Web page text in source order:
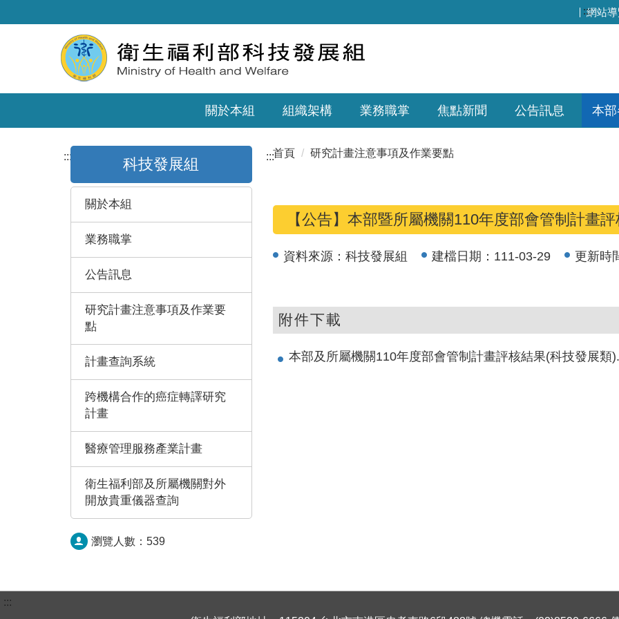
:::網站
關於本組 組織架構 業務職掌 焦點新聞 公告訊息 本
::: 科技發展組
關於本組
業務職掌
公告訊息
研究計畫注意事項及作業要
點
計畫查詢系統
跨機構合作的癌症轉譯研究
計畫
醫療管理服務產業計畫
衛生福利部及所屬機關對外
開放貴重儀器查詢
瀏覽人數： 539
:::首頁 研究計畫注意事項及作業要點
【公告】本部暨所屬機關110年度部會管制計畫
資料來源： 科技發展組 建檔日期： 111-03-29 更新時
附件下載
本部及所屬機關110年度部會管制計畫評核結果(科技發展類
:::